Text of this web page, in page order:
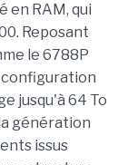
en RAM, qui
Reposant
le 6788P
configuration
jusqu'à 64 To
génération
issus